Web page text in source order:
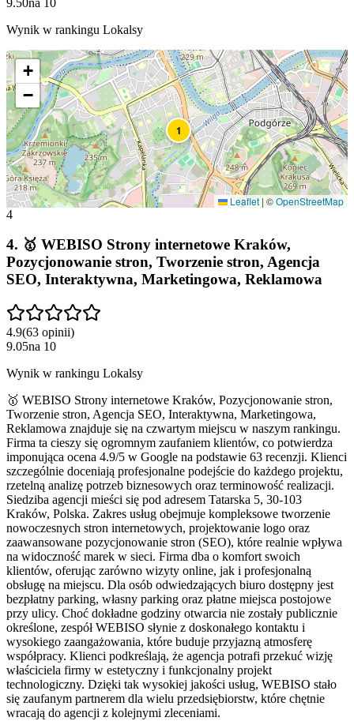
Wynik w rankingu Lokalsy
1
+
−
Leaflet | ©OpenStreetMap
4
4. 🥇 WEBISO Strony internetowe Kraków,
Pozycjonowanie stron, Tworzenie stron, Agencja
SEO, Interaktywna, Marketingowa, Reklamowa
4.9(63 opinii)
9.05na 10
Wynik w rankingu Lokalsy
🥇 WEBISO Strony internetowe Kraków, Pozycjonowanie stron,
Tworzenie stron, Agencja SEO, Interaktywna, Marketingowa,
Reklamowa znajduje się na czwartym miejscu w naszym rankingu.
Firma ta cieszy się ogromnym zaufaniem klientów, co potwierdza
imponująca ocena 4.9/5 w Google na podstawie 63 recenzji. Klienci
szczególnie doceniają profesjonalne podejście do każdego projektu,
rzetelną analizę potrzeb biznesowych oraz terminowość realizacji.
Siedziba agencji mieści się pod adresem Tatarska 5, 30-103
Kraków, Polska. Zakres usług obejmuje kompleksowe tworzenie
nowoczesnych stron internetowych, projektowanie logo oraz
zaawansowane pozycjonowanie stron (SEO), które realnie wpływa
na widoczność marek w sieci. Firma dba o komfort swoich
klientów, oferując zarówno wizyty online, jak i profesjonalną
obsługę na miejscu. Dla osób odwiedzających biuro dostępny jest
bezpłatny parking, własny parking oraz płatne miejsca postojowe
przy ulicy. Choć dokładne godziny otwarcia nie zostały publicznie
określone, zespół WEBISO słynie z doskonałego kontaktu i
wysokiego zaangażowania, które buduje przyjazną atmosferę
współpracy. Klienci podkreślają, że agencja potrafi przekuć wizję
właściciela firmy w estetyczny i funkcjonalny projekt
technologiczny. Dzięki tak wysokiej jakości usług, WEBISO stało
się zaufanym partnerem dla wielu przedsiębiorstw, które chętnie
wracają do agencji z kolejnymi zleceniami.